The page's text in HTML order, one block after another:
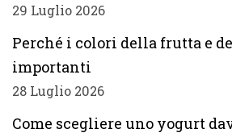
29 Luglio 2026
Perché i colori della frutta e
importanti
28 Luglio 2026
Come scegliere uno yogurt